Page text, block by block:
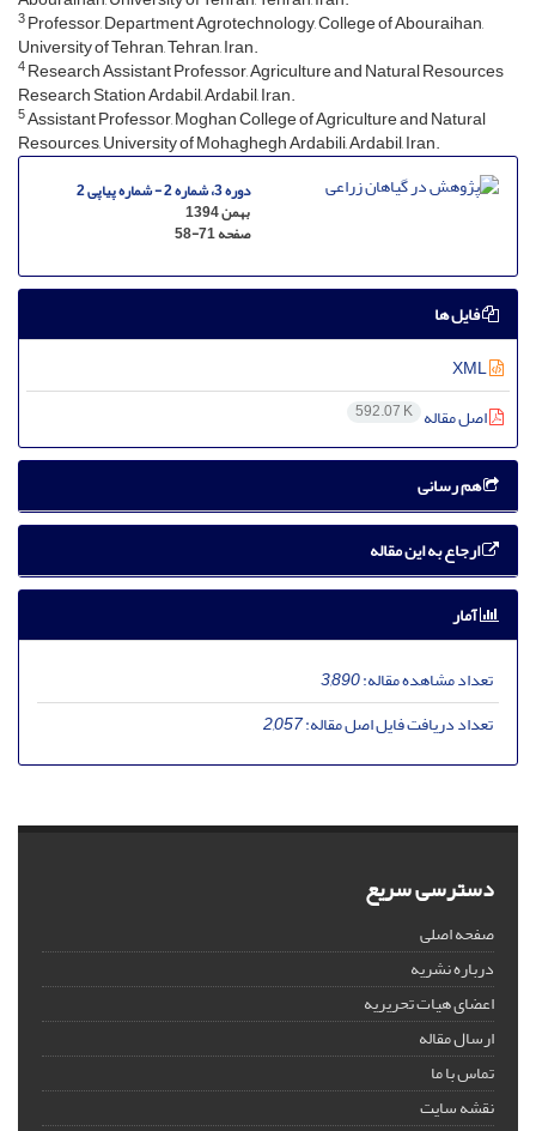
3Professor, Department Agrotechnology, College of Abouraihan,
University of Tehran, Tehran, Iran.
4Research Assistant Professor, Agriculture and Natural Resources
Research Station Ardabil, Ardabil, Iran.
5Assistant Professor, Moghan College of Agriculture and Natural
Resources, University of Mohaghegh Ardabili, Ardabil, Iran.
دوره 3، شماره 2 - شماره پیاپی 2
بهمن 1394
صفحه58-71
فایل ها
اصل مقاله 592.07 K
هم رسانی
ارجاع به این مقاله
آمار
تعداد مشاهده مقاله:3,890
تعداد دریافت فایل اصل مقاله:2,057
دسترسی سریع
صفحه اصلی
درباره نشریه
اعضای هیات تحریریه
ارسال مقاله
تماس با ما
نقشه سایت